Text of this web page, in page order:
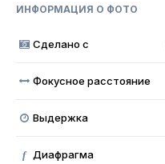
ИНФОРМАЦИЯ О ФОТО
Сделано с
Фокусное расстояние
Выдержка
f Диафрагма